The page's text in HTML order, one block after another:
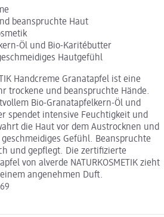
beanspruchte Haut
Öl und Bio-Karitébutter
Hautgefühl
Handcreme Granatapfel ist eine
trockene und beanspruchte Hände.
Bio-Granatapfelkern-Öl und
spendet intensive Feuchtigkeit und
die Haut vor dem Austrocknen und
Gefühl. Beanspruchte
und gepflegt. Die zertifizierte
von alverde NATURKOSMETIK zieht
angenehmen Duft.